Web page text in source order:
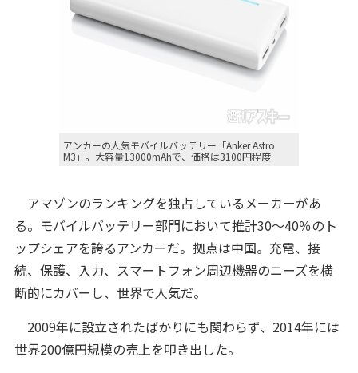
アンカーの人気モバイルバッテリー「Anker Astro
M3」。大容量13000mAhで、価格は3100円程度
アマゾンのランキングを独占しているメーカーがあ
る。モバイルバッテリー部門において推計30～40％のト
ップシェアを誇るアンカーだ。拠点は中国。充電、接
続、保護、入力、スマートフォン周辺機器のニーズを横
断的にカバーし、世界で人気だ。
2009年に設立されたばかりにも関わらず、2014年には
世界200億円規模の売上を叩き出した。